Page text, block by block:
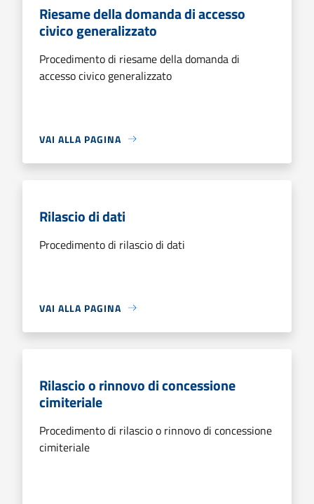
Riesame della domanda di accesso
civico generalizzato
Procedimento di riesame della domanda di
accesso civico generalizzato
VAI ALLA PAGINA
Rilascio di dati
Procedimento di rilascio di dati
VAI ALLA PAGINA
Rilascio o rinnovo di concessione
cimiteriale
Procedimento di rilascio o rinnovo di concessione
cimiteriale